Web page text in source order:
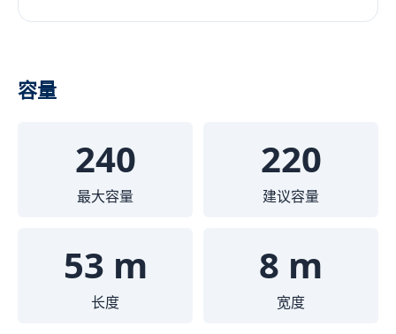
容量
240
最大容量
220
建议容量
53 m
长度
8 m
宽度